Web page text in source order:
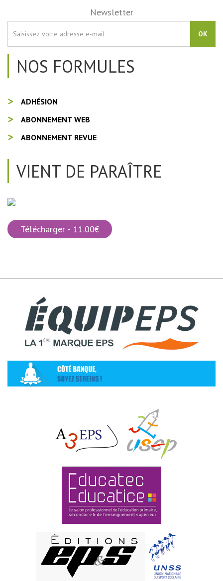
Newsletter
OK
NOS FORMULES
ADHÉSION
ABONNEMENT WEB
ABONNEMENT REVUE
VIENT DE PARAÎTRE
Télécharger - 11.00€